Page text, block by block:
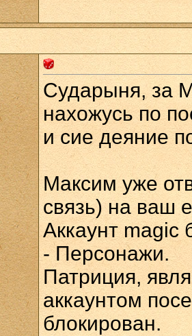
Сударыня, за
нахожусь по
и сие деяние
Максим уже
связь) на ваш
Аккаунт magic
- Персонажи.
Патриция,
аккаунтом
блокирован.